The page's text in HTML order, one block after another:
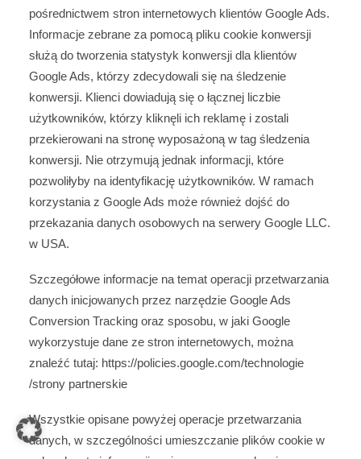
pośrednictwem stron internetowych klientów Google Ads.
Informacje zebrane za pomocą pliku cookie konwersji
służą do tworzenia statystyk konwersji dla klientów
Google Ads, którzy zdecydowali się na śledzenie
konwersji. Klienci dowiadują się o łącznej liczbie
użytkowników, którzy kliknęli ich reklamę i zostali
przekierowani na stronę wyposażoną w tag śledzenia
konwersji. Nie otrzymują jednak informacji, które
pozwoliłyby na identyfikację użytkowników. W ramach
korzystania z Google Ads może również dojść do
przekazania danych osobowych na serwery Google LLC.
w USA.
Szczegółowe informacje na temat operacji przetwarzania
danych inicjowanych przez narzędzie Google Ads
Conversion Tracking oraz sposobu, w jaki Google
wykorzystuje dane ze stron internetowych, można
znaleźć tutaj: https://policies.google.com/technologie
/strony partnerskie
Wszystkie opisane powyżej operacje przetwarzania
danych, w szczególności umieszczanie plików cookie w